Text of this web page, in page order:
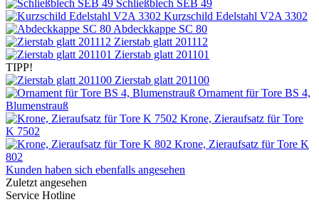
Schließblech SEB 49
Kurzschild Edelstahl V2A 3302
Abdeckkappe SC 80
Zierstab glatt 201112
Zierstab glatt 201101
TIPP!
Zierstab glatt 201100
Ornament für Tore BS 4,
Blumenstrauß
Krone, Zieraufsatz für Tore
K 7502
Krone, Zieraufsatz für Tore K
802
Kunden haben sich ebenfalls angesehen
Zuletzt angesehen
Service Hotline